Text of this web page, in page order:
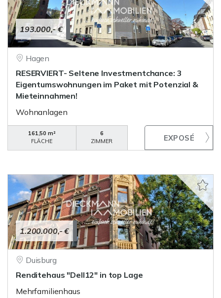
193.000,- €
Hagen
RESERVIERT- Seltene Investmentchance: 3
Eigentumswohnungen im Paket mit Potenzial &
Mieteinnahmen!
Wohnanlagen
161,50 m²
FLÄCHE
6
ZIMMER
1.200.000,- €
Duisburg
Renditehaus "Dell12" in top Lage
Mehrfamilienhaus